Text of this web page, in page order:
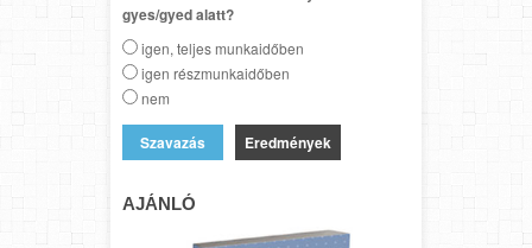
gyes/gyed alatt?
igen, teljes munkaidőben
igen részmunkaidőben
nem
Eredmények
AJÁNLÓ